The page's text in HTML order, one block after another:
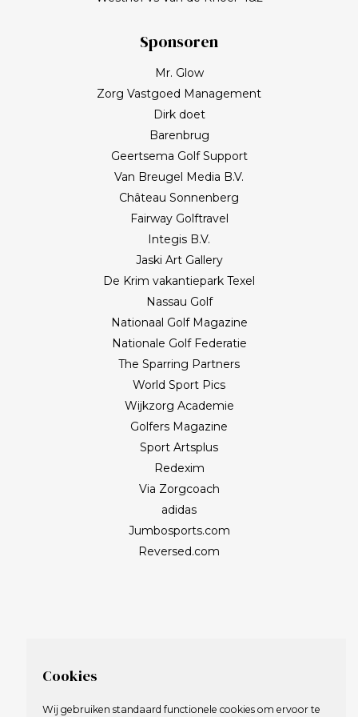
Sponsoren
Mr. Glow
Zorg Vastgoed Management
Dirk doet
Barenbrug
Geertsema Golf Support
Van Breugel Media B.V.
Château Sonnenberg
Fairway Golftravel
Integis B.V.
Jaski Art Gallery
De Krim vakantiepark Texel
Nassau Golf
Nationaal Golf Magazine
Nationale Golf Federatie
The Sparring Partners
World Sport Pics
Wijkzorg Academie
Golfers Magazine
Sport Artsplus
Redexim
Via Zorgcoach
adidas
Jumbosports.com
Reversed.com
Cookies
Wij gebruiken standaard functionele cookies om ervoor te